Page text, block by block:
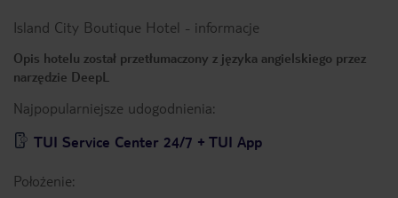
Island City Boutique Hotel - informacje
Opis hotelu został przetłumaczony z języka angielskiego przez
narzędzie DeepL
Najpopularniejsze udogodnienia:
TUI Service Center 24/7 + TUI App
Położenie: